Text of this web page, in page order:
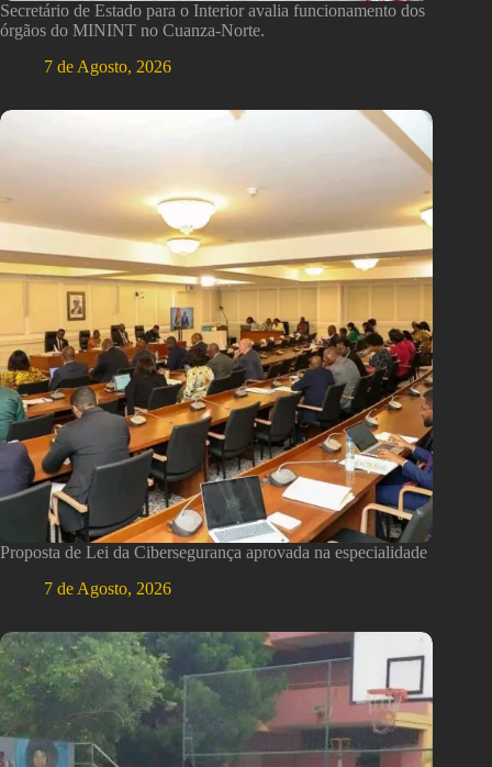
Secretário de Estado para o Interior avalia funcionamento dos
órgãos do MININT no Cuanza-Norte.
7 de Agosto, 2026
Proposta de Lei da Cibersegurança aprovada na especialidade
7 de Agosto, 2026